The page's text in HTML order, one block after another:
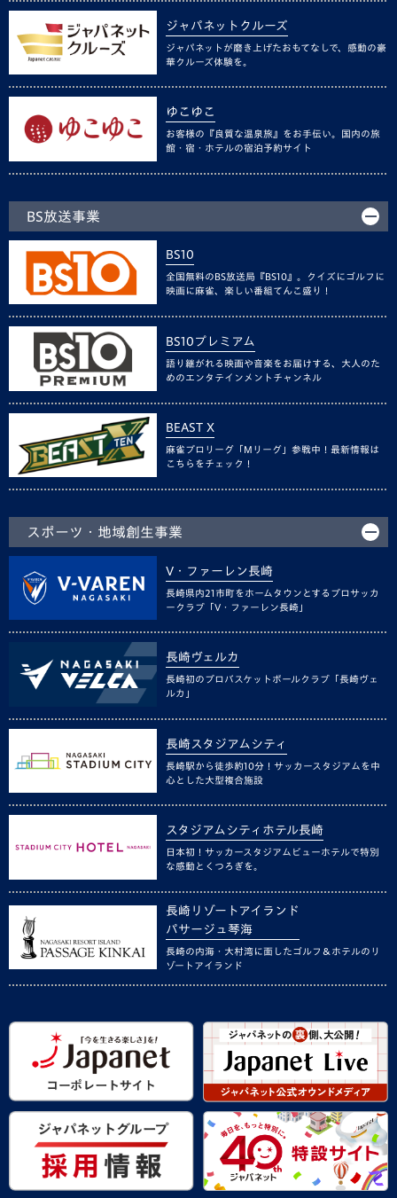
ジャパネットクルーズ
ジャパネットが磨き上げたおもてなしで、感動の豪
華クルーズ体験を。
ゆこゆこ
お客様の『良質な温泉旅』をお手伝い。国内の旅
館・宿・ホテルの宿泊予約サイト
BS放送事業
BS10
全国無料のBS放送局『BS10』。クイズにゴルフに
映画に麻雀、楽しい番組てんこ盛り！
BS10プレミアム
語り継がれる映画や音楽をお届けする、大人のた
めのエンタテインメントチャンネル
BEAST X
麻雀プロリーグ「Mリーグ」参戦中！最新情報は
こちらをチェック！
スポーツ・地域創生事業
V・ファーレン長崎
長崎県内21市町をホームタウンとするプロサッカ
ークラブ「V・ファーレン長崎」
長崎ヴェルカ
長崎初のプロバスケットボールクラブ「長崎ヴェ
ルカ」
長崎スタジアムシティ
長崎駅から徒歩約10分！サッカースタジアムを中
心とした大型複合施設
スタジアムシティホテル長崎
日本初！サッカースタジアムビューホテルで特別
な感動とくつろぎを。
長崎リゾートアイランド
パサージュ琴海
長崎の内海・大村湾に面したゴルフ＆ホテルのリ
ゾートアイランド